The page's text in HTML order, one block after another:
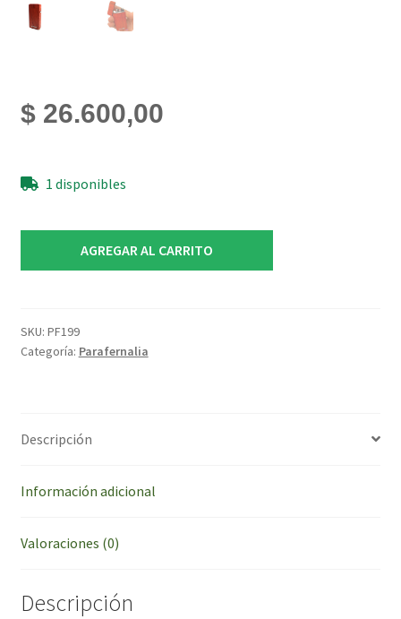
$26.600,00
1 disponibles
Madera
cantidad
AGREGAR AL CARRITO
SKU: PF199
Categoría: Parafernalia
Descripción
Información adicional
Valoraciones (0)
Descripción